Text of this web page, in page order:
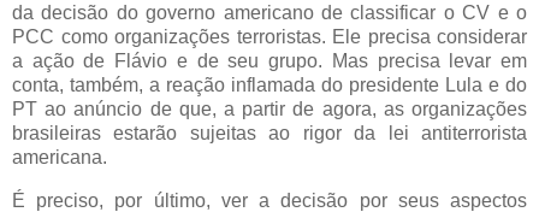
da decisão do governo americano de classificar o CV e o
PCC como organizações terroristas. Ele precisa considerar
a ação de Flávio e de seu grupo. Mas precisa levar em
conta, também, a reação inflamada do presidente Lula e do
PT ao anúncio de que, a partir de agora, as organizações
brasileiras estarão sujeitas ao rigor da lei antiterrorista
americana.
É preciso, por último, ver a decisão por seus aspectos